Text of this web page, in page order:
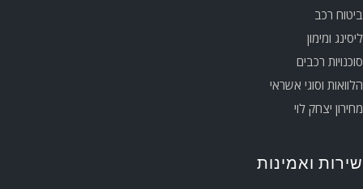
ביטוח רכב
ליסינג ומימון
סוכנויות רכבים
הלוואות וסוגי אשראי
מחירון יצחק לוי
שירות ואמינות